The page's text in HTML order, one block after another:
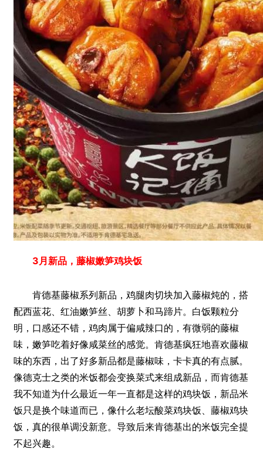
3月新品，藤椒嫩笋鸡块饭
肯德基藤椒系列新品，鸡腿肉切块加入藤椒炖的，搭
配西蓝花、红油嫩笋丝、胡萝卜和马蹄片。白饭颗粒分
明，口感还不错，鸡肉属于偏咸辣口的，有微弱的藤椒
味，嫩笋吃着好像咸菜丝的感觉。肯德基疯狂地喜欢藤椒
味的东西，出了好多新品都是藤椒味，卡卡真的有点腻。
像德克士之类的米饭都会变换菜式来组成新品，而肯德基
我不知道为什么最近一年一直都是这样的鸡块饭，新品米
饭只是换个味道而已，像什么老坛酸菜鸡块饭、藤椒鸡块
饭，真的很单调没新意。导致后来肯德基出的米饭完全提
不起兴趣。